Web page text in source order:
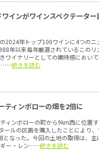
インがワインスペクテーター
2024年トップ100ワインに4つのニ
年以来毎年厳選されているこのリ
ワイナリーとしての期待感におい
……続きを読む
ティンボローの畑を2倍に
ィンボローの町から9km西に位置
ールの区画を購入したことにより、
となった。今回の土地の取得は、主
ギー・レン……続きを読む